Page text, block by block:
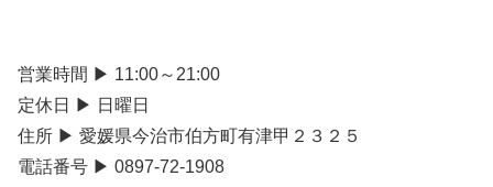
営業時間 ▶ 11:00～21:00
定休日 ▶ 日曜日
住所 ▶ 愛媛県今治市伯方町有津甲２３２５
電話番号 ▶ 0897-72-1908